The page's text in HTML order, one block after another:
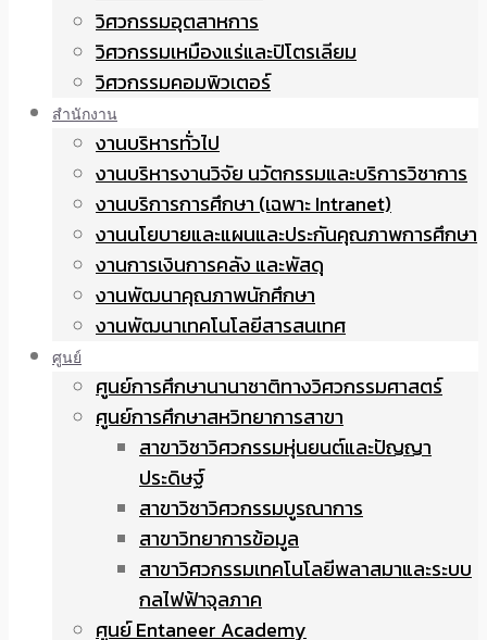
วิศวกรรมอุตสาหการ
วิศวกรรมเหมืองแร่และปิโตรเลียม
วิศวกรรมคอมพิวเตอร์
สำนักงาน
งานบริหารทั่วไป
งานบริหารงานวิจัย นวัตกรรมและบริการวิชาการ
งานบริการการศึกษา (เฉพาะ Intranet)
งานนโยบายและแผนและประกันคุณภาพการศึกษา
งานการเงินการคลัง และพัสดุ
งานพัฒนาคุณภาพนักศึกษา
งานพัฒนาเทคโนโลยีสารสนเทศ
ศูนย์
ศูนย์การศึกษานานาชาติทางวิศวกรรมศาสตร์
ศูนย์การศึกษาสหวิทยาการสาขา
สาขาวิชาวิศวกรรมหุ่นยนต์และปัญญา
ประดิษฐ์
สาขาวิชาวิศวกรรมบูรณาการ
สาขาวิทยาการข้อมูล
สาขาวิศวกรรมเทคโนโลยีพลาสมาและระบบ
กลไฟฟ้าจุลภาค
ศูนย์ Entaneer Academy